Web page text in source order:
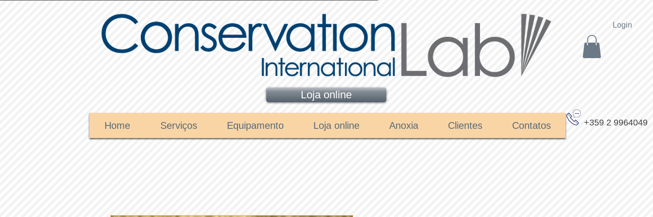
Loja online
Login
Home Serviços Equipamento Loja online Anoxia Clientes Contatos +359 2 9964049